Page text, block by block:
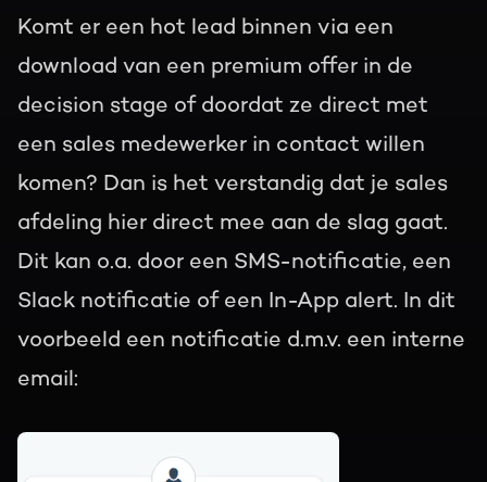
Komt er een hot lead binnen via een
download van een premium offer in de
decision stage of doordat ze direct met
een sales medewerker in contact willen
komen? Dan is het verstandig dat je sales
afdeling hier direct mee aan de slag gaat.
Dit kan o.a. door een SMS-notificatie, een
Slack notificatie of een In-App alert. In dit
voorbeeld een notificatie d.m.v. een interne
email: